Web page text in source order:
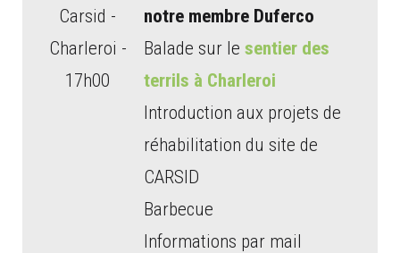
Carsid -
Charleroi -
17h00
notre membre Duferco
Balade sur le sentier des
terrils à Charleroi
Introduction aux projets de
réhabilitation du site de
CARSID
Barbecue
Informations par mail